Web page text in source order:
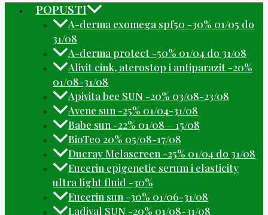
POPUSTI
A-derma exomega spf50 -30% 01/05 do
31/08
A-derma protect -50% 01/04 do 31/08
Alivit cink, aterostop i antiparazit -20%
01/08-31/08
Apivita bee SUN -20% 03/08-23/08
Avene sun -25% 01/04-31/08
Babe sun -22% 01/08 – 15/08
BioTeo 20% 05/08-17/08
Ducray Melascreen -25% 01/04 do 31/08
Eucerin epigenetic serum i elasticity
ultra light fluid -30%
Eucerin sun -30% 01/06-31/08
Ladival SUN -20% 01/08-31/08